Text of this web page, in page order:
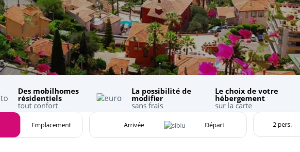
Des mobilhomes
résidentiels
tout confort
La possibilité de
modifier
sans frais
Le choix de votre
hébergement
sur la carte
Emplacement